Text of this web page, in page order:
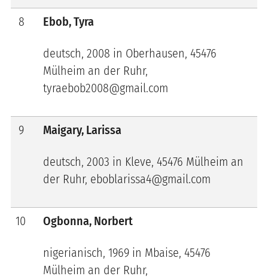
8 Ebob, Tyra
deutsch, 2008 in Oberhausen, 45476
Mülheim an der Ruhr,
tyraebob2008@gmail.com
9 Maigary, Larissa
deutsch, 2003 in Kleve, 45476 Mülheim an
der Ruhr, eboblarissa4@gmail.com
10 Ogbonna, Norbert
nigerianisch, 1969 in Mbaise, 45476
Mülheim an der Ruhr,